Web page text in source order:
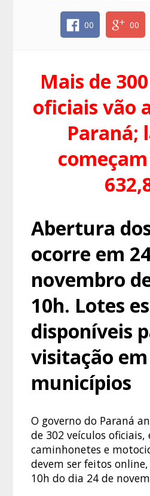
00 00
Mais de
oficiais vão
Paraná;
Abertura
ocorre em
novembro
10h. Lotes
disponíveis
visitação
municípios
O governo do Paraná
de 302 veículos oficiais,
caminhonetes e
devem ser feitos
10h do dia 24 de